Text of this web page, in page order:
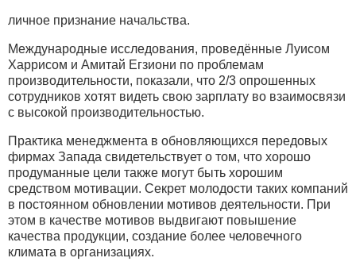
личное признание начальства.
Международные исследования, проведённые Луисом
Харрисом и Амитай Егзиони по проблемам
производительности, показали, что 2/3 опрошенных
сотрудников хотят видеть свою зарплату во взаимосвязи
с высокой производительностью.
Практика менеджмента в обновляющихся передовых
фирмах Запада свидетельствует о том, что хорошо
продуманные цели также могут быть хорошим
средством мотивации. Секрет молодости таких компаний
в постоянном обновлении мотивов деятельности. При
этом в качестве мотивов выдвигают повышение
качества продукции, создание более человечного
климата в организациях.